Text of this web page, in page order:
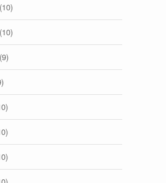
(10)
(10)
(9)